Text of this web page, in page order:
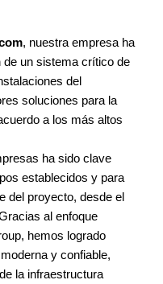
, nuestra empresa ha
de un sistema crítico de
del
soluciones para la
a los más altos
ha sido clave
establecidos y para
del proyecto, desde el
al enfoque
hemos logrado
y confiable,
la infraestructura